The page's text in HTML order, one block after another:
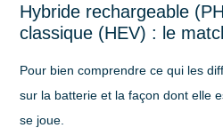
Hybride rechargeable
classique (HEV) : le
Pour bien comprendre ce qui les
sur la batterie et la façon dont elle
se joue.